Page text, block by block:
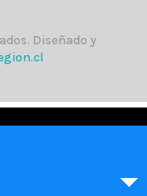
Diseñado y